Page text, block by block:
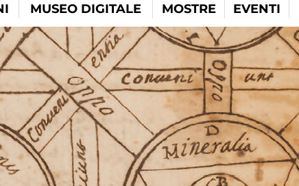
MUSEO DIGITALE MOSTRE EVENTI